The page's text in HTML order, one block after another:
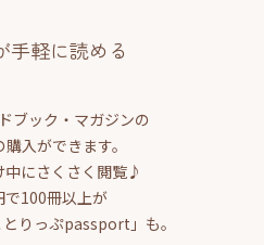
手軽に読める
ブック・マガジンの
入ができます。
中にさくさく閲覧♪
で100冊以上が
りっぷpassport」も。